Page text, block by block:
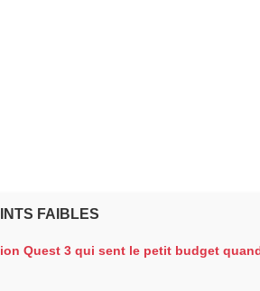
FAIBLES
Quest 3 qui sent le petit budget